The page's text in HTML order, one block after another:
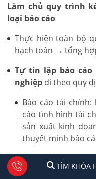
Làm chủ quy trình
loại báo cáo
Thực hiện toàn bộ
hạch toán → tổng
Tự tin lập báo
nghiệp đi theo quy
Báo cáo tài
cáo tình hình tài
sản xuất kinh
thuyết minh báo
Báo cáo thuế: Tờ
theo quy định hiện
TÌM KHÓA
1 2
TÌM KHÓA